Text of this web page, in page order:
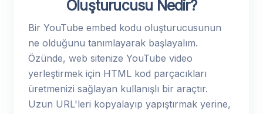
Oluşturucusu Nedir?
Bir YouTube embed kodu oluşturucusunun
ne olduğunu tanımlayarak başlayalım.
Özünde, web sitenize YouTube video
yerleştirmek için HTML kod parçacıkları
üretmenizi sağlayan kullanışlı bir araçtır.
Uzun URL'leri kopyalayıp yapıştırmak yerine,